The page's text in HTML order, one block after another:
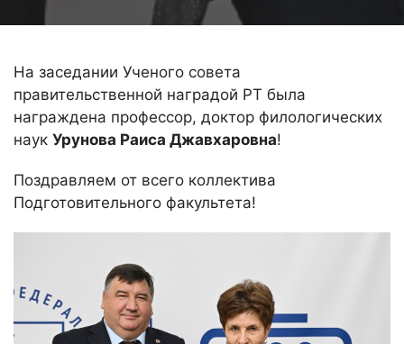
На заседании Ученого совета
правительственной наградой РТ была
награждена профессор, доктор филологических
наук Урунова Раиса Джавхаровна!
Поздравляем от всего коллектива
Подготовительного факультета!